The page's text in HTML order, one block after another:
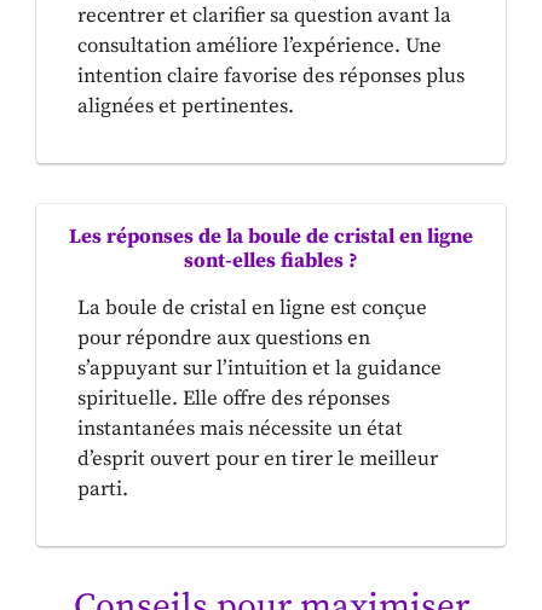
recentrer et clarifier sa question avant la
consultation améliore l’expérience. Une
intention claire favorise des réponses plus
alignées et pertinentes.
Les réponses de la boule de cristal en ligne
sont-elles fiables ?
La boule de cristal en ligne est conçue
pour répondre aux questions en
s’appuyant sur l’intuition et la guidance
spirituelle. Elle offre des réponses
instantanées mais nécessite un état
d’esprit ouvert pour en tirer le meilleur
parti.